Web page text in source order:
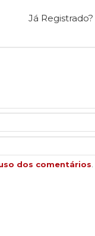
Já Registrado?
dos comentários